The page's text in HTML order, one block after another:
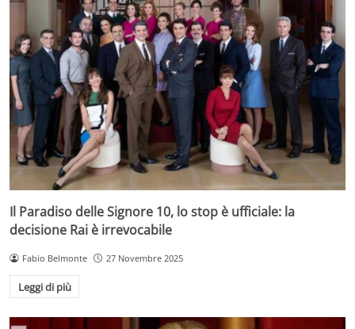
Il Paradiso delle Signore 10, lo stop è ufficiale: la
decisione Rai è irrevocabile
Fabio Belmonte 27 Novembre 2025
Leggi di più